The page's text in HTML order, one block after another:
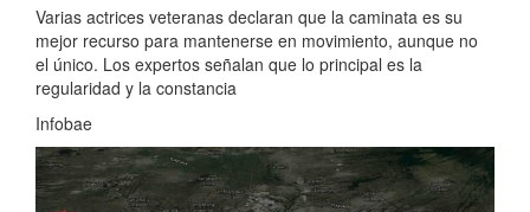
Varias actrices veteranas declaran que la caminata es su
mejor recurso para mantenerse en movimiento, aunque no
el único. Los expertos señalan que lo principal es la
regularidad y la constancia
Infobae